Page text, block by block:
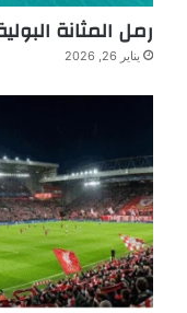
رمل المثانة
يناير 26, 2026